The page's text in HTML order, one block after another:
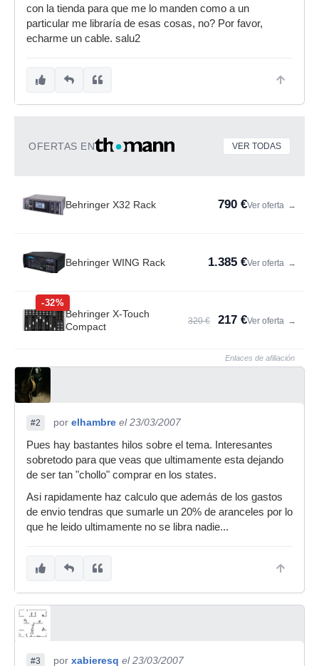
con la tienda para que me lo manden como a un
particular me libraría de esas cosas, no? Por favor,
echarme un cable. salu2
OFERTAS EN VER TODAS
Behringer X32 Rack 790 €Ver oferta →
Behringer WING Rack 1.385 €Ver oferta →
-32%
Behringer X-Touch
Compact
320 € 217 €Ver oferta →
Enlaces de afiliación
#2 por elhambre el 23/03/2007
Pues hay bastantes hilos sobre el tema. Interesantes
sobretodo para que veas que ultimamente esta dejando
de ser tan "chollo" comprar en los states.
Asi rapidamente haz calculo que además de los gastos
de envio tendras que sumarle un 20% de aranceles por lo
que he leido ultimamente no se libra nadie...
#3 por xabieresq el 23/03/2007